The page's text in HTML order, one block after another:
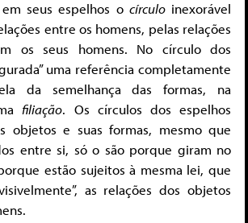
seus espelhos o círculoinexorável
entre os homens, pelas relações
os seus homens. No círculo dos
uma referência completamente
da semelhança das formas, na
filiação. Os círculos dos espelhos
objetos e suas formas, mesmo que
entre si, só o são porque giram no
estão sujeitos à mesma lei, que
as relações dos objetos